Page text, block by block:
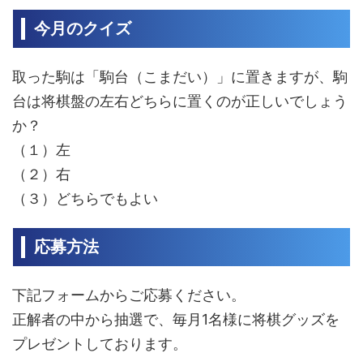
今月のクイズ
取った駒は「駒台（こまだい）」に置きますが、駒
台は将棋盤の左右どちらに置くのが正しいでしょう
か？
（１）左
（２）右
（３）どちらでもよい
応募方法
下記フォームからご応募ください。
正解者の中から抽選で、毎月1名様に将棋グッズを
プレゼントしております。